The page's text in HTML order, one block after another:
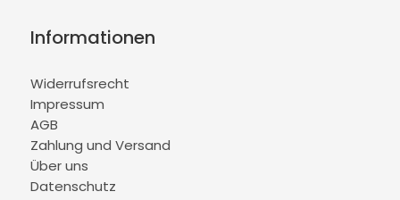
Informationen
Widerrufsrecht
Impressum
AGB
Zahlung und Versand
Über uns
Datenschutz